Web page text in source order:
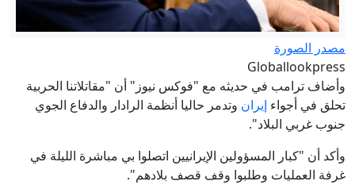
مصدر الصورة
Globallookpress
وأضاف ترامب في حديثه مع "فوكس نيوز" أن "مقاتلاتنا الحربية
تحلق في أجواء إيران وتدمر حاليا أنظمة الرادار والدفاع الجوي
جنوب غربي البلاد".
وأكد أن "كبار المسؤولين الإيرانيين اتصلوا بي مباشرة الليلة في
غرفة العمليات وطلبوا وقف قصف بلادهم".